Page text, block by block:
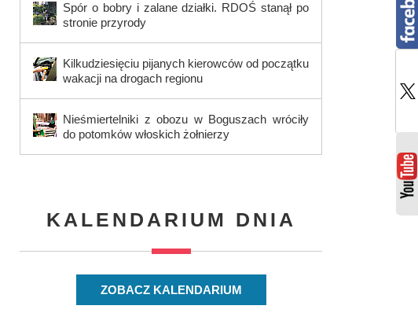
Spór o bobry i zalane działki. RDOŚ stanął po
stronie przyrody
Kilkudziesięciu pijanych kierowców od początku
wakacji na drogach regionu
Nieśmiertelniki z obozu w Boguszach wróciły
do potomków włoskich żołnierzy
KALENDARIUM DNIA
ZOBACZ KALENDARIUM